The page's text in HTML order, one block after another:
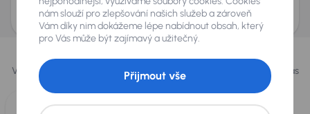
uchovávat a zpracovávat vaše osobní údaje v souladu se zásadami ochrany a
zpracováníosobních údajů.
Vybrali jsme pro vás
Vybíráme pro vás ty nejlepší vozy
z naší nabídky. Každý den pro vás
vykoupíme až 400 vozů
nám slouží pro zlepšování našich služeb a zároveň
Vám díky nim dokážeme lépe nabídnout obsah, který
pro Vás může být zajímavý a užitečný.
Přijmout vše